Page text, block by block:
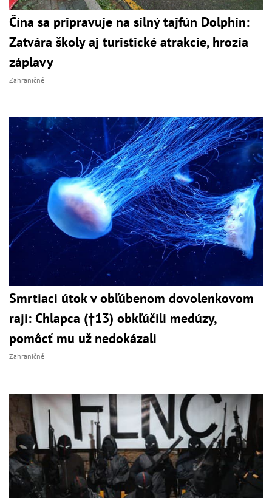
Čína sa pripravuje na silný tajfún Dolphin:
Zatvára školy aj turistické atrakcie, hrozia
záplavy
Zahraničné
Smrtiaci útok v obľúbenom dovolenkovom
raji: Chlapca (†13) obkľúčili medúzy,
pomôcť mu už nedokázali
Zahraničné